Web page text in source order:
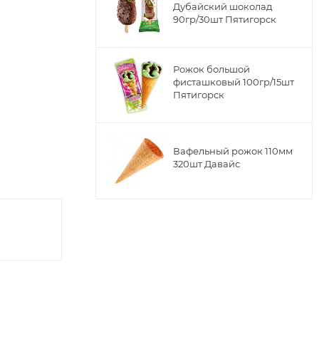
Дубайский шоколад
90гр/30шт Пятигорск
Рожок большой
фисташковый 100гр/15шт
Пятигорск
Вафельный рожок 110мм
320шт Давайс